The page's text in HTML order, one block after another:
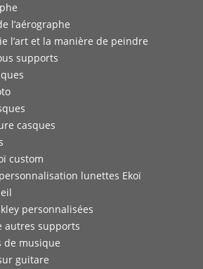
l’aérographe
l’art et la manière de peindre
supports
casques
custom
lunettes Ekoï
personnalisées
autres supports
de musique
guitare